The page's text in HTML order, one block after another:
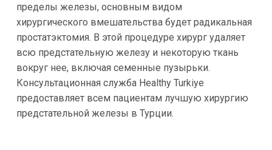
пределы железы, основным видом
хирургического вмешательства будет радикальная
простатэктомия. В этой процедуре хирург удаляет
всю предстательную железу и некоторую ткань
вокруг нее, включая семенные пузырьки.
Консультационная служба Healthy Turkiye
предоставляет всем пациентам лучшую хирургию
предстательной железы в Турции.